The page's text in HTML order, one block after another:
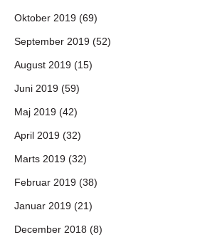
Oktober 2019 (69)
September 2019 (52)
August 2019 (15)
Juni 2019 (59)
Maj 2019 (42)
April 2019 (32)
Marts 2019 (32)
Februar 2019 (38)
Januar 2019 (21)
December 2018 (8)